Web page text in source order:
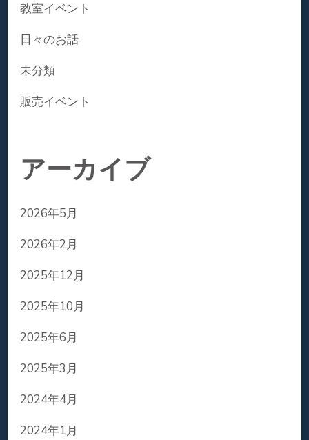
教室イベント
日々のお話
未分類
販売イベント
アーカイブ
2026年5月
2026年2月
2025年12月
2025年10月
2025年6月
2025年3月
2024年4月
2024年1月